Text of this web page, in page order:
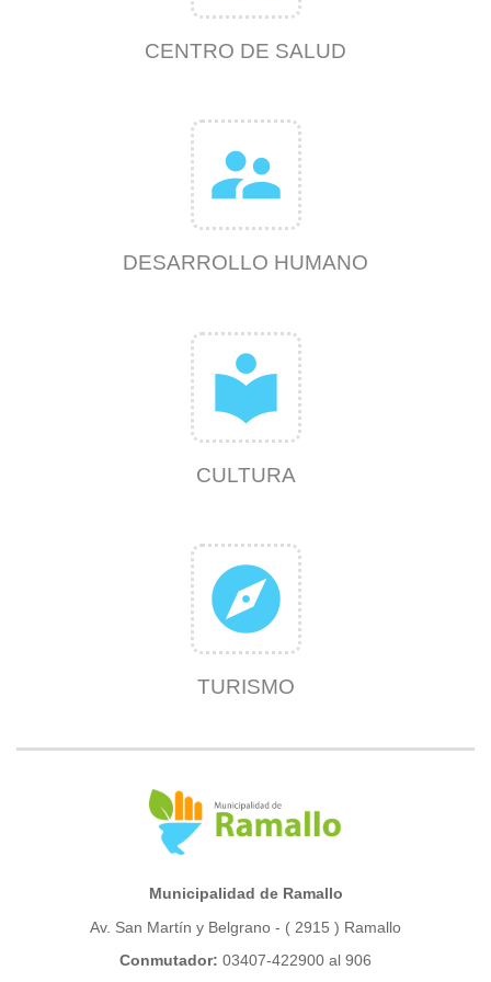
CENTRO DE SALUD
supervisor_account
DESARROLLO HUMANO
local_library
CULTURA
explore
TURISMO
Municipalidad de Ramallo
Av. San Martín y Belgrano - ( 2915 ) Ramallo
Conmutador: 03407-422900 al 906